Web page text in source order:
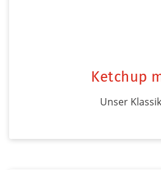
Ketchup
Unser